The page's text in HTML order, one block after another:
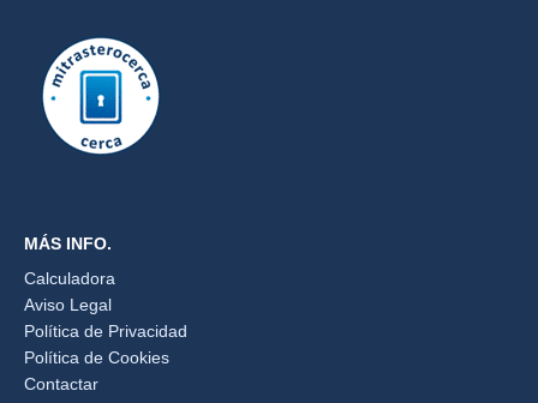
MÁS INFO.
Calculadora
Aviso Legal
Política de Privacidad
Política de Cookies
Contactar